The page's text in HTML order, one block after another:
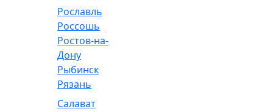
Рославль
Россошь
Ростов-на-
Дону
Рыбинск
Рязань
Салават